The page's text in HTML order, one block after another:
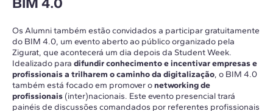
Os Alumni também estão convidados a participar gratuitamente
do BIM 4.0, um evento aberto ao público organizado pela
Zigurat, que acontecerá um dia depois da Student Week.
Idealizado para difundir conhecimento e incentivar empresas e
profissionais a trilharem o caminho da digitalização, o BIM 4.0
também está focado em promover onetworking de
profissionais (inter)nacionais. Este evento presencial trará
painéis de discussões comandados por referentes profissionais